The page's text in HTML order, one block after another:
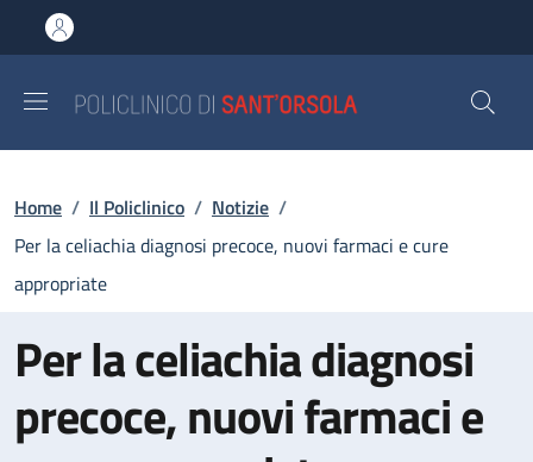
al contenuto principale
to footer content
Briciole di pane
Home / Il Policlinico / Notizie /
Per la celiachia diagnosi precoce, nuovi farmaci e cure
appropriate
Per la celiachia diagnosi
precoce, nuovi farmaci e